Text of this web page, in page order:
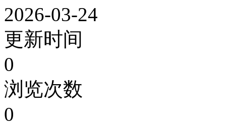
2026-03-24
更新时间
0
浏览次数
0